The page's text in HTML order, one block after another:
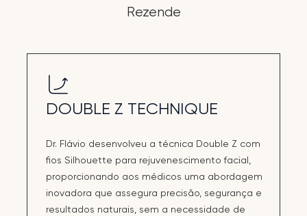
Rezende
DOUBLE Z TECHNIQUE
Dr. Flávio desenvolveu a técnica Double Z com
fios Silhouette para rejuvenescimento facial,
proporcionando aos médicos uma abordagem
inovadora que assegura precisão, segurança e
resultados naturais, sem a necessidade de